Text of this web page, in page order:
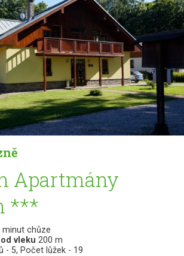
Apartmány
***
minut chůze
vleku 200 m
- 5, Počet lůžek - 19